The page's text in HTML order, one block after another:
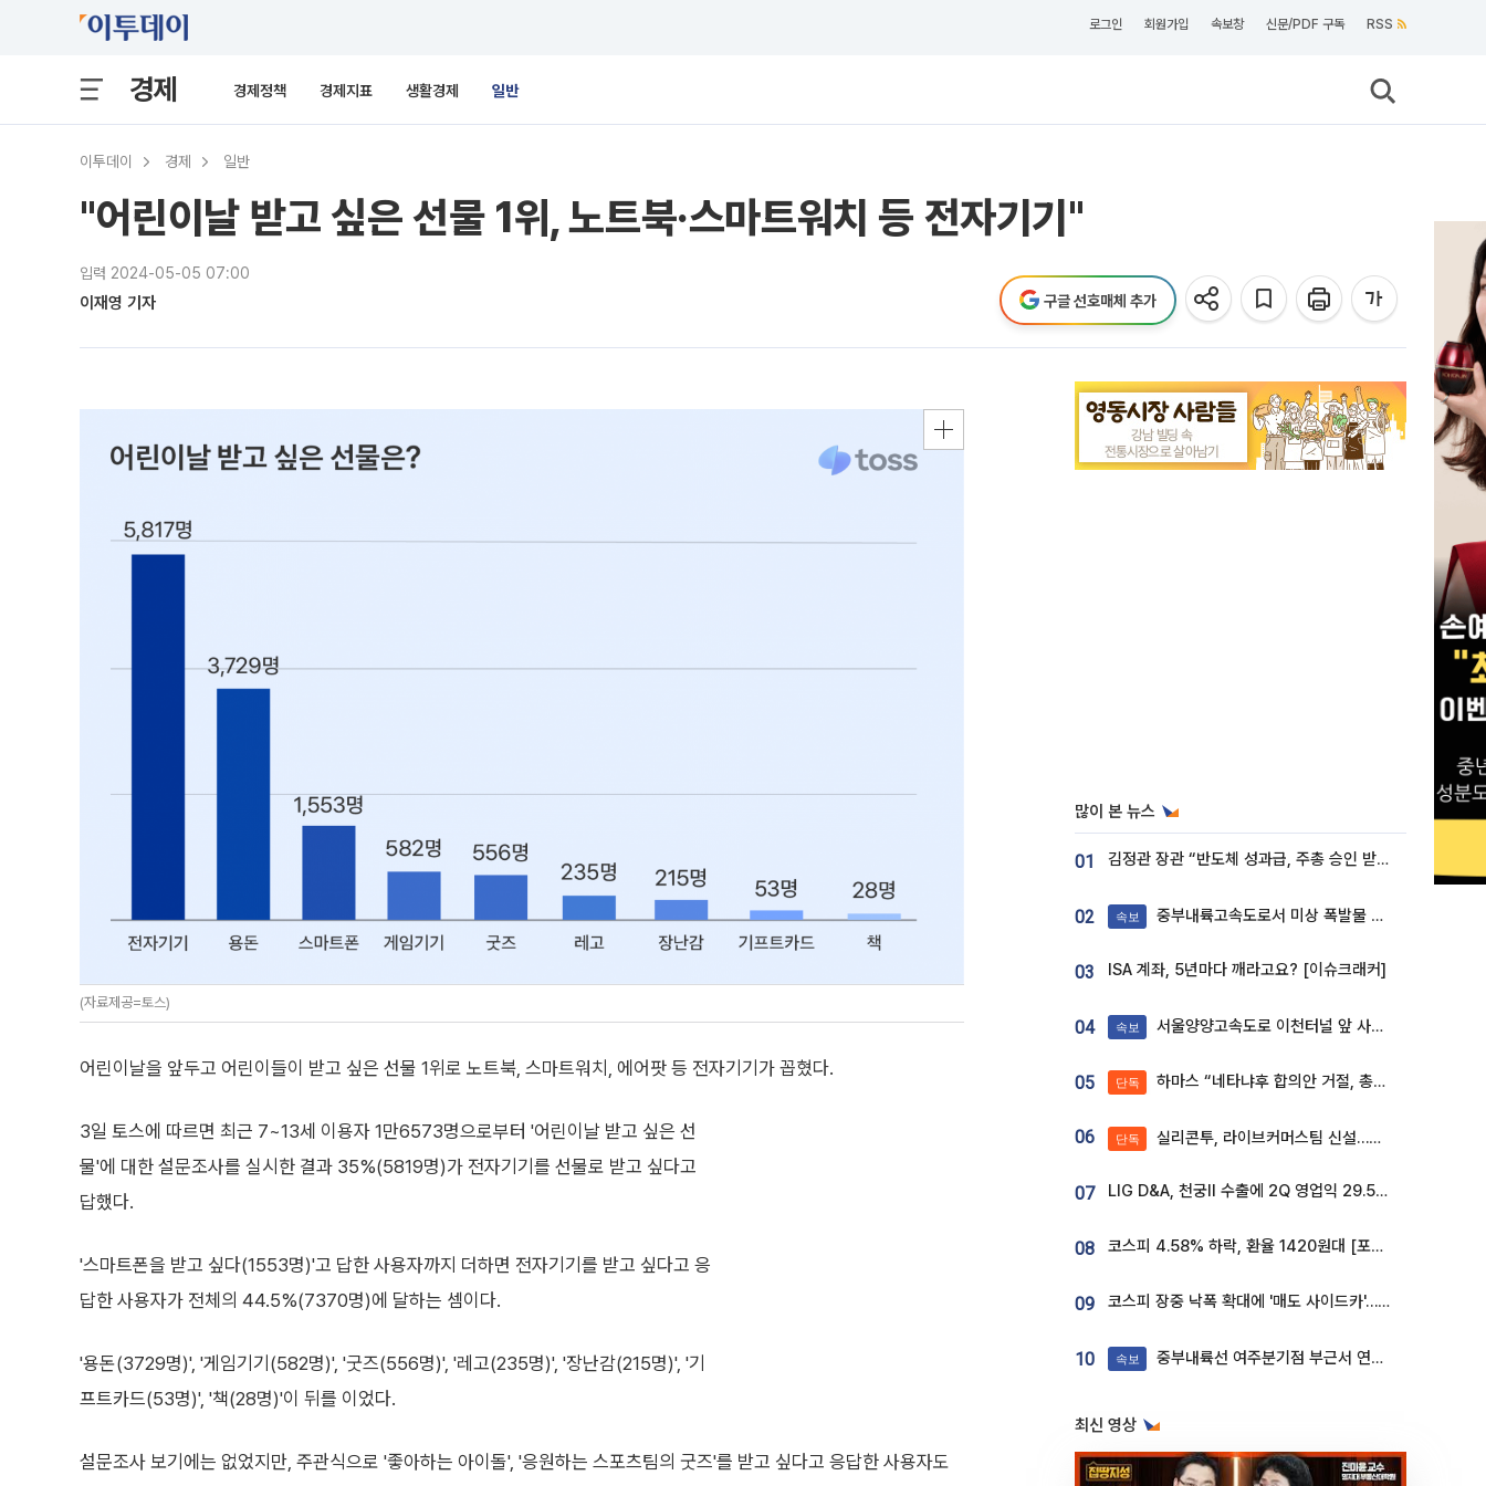
로그인 회원가입 속보창 신문/PDF 구독 RSS
경제 경제정책 경제지표 생활경제 일반
이투데이 경제 일반
"어린이날 받고 싶은 선물 1위, 노트북·스마트워치 등 전자기기"
입력 2024-05-05 07:00
이재영 기자 구글 선호매체 추가
(자료제공=토스)
어린이날을 앞두고 어린이들이 받고 싶은 선물 1위로 노트북, 스마트워치, 에어팟 등 전자기기가 꼽혔다.
3일 토스에 따르면 최근 7~13세 이용자 1만6573명으로부터 '어린이날 받고 싶은 선
물'에 대한 설문조사를 실시한 결과 35%(5819명)가 전자기기를 선물로 받고 싶다고
답했다.
'스마트폰을 받고 싶다(1553명)'고 답한 사용자까지 더하면 전자기기를 받고 싶다고 응
답한 사용자가 전체의 44.5%(7370명)에 달하는 셈이다.
'용돈(3729명)', '게임기기(582명)', '굿즈(556명)', '레고(235명)', '장난감(215명)', '기
프트카드(53명)', '책(28명)'이 뒤를 이었다.
설문조사 보기에는 없었지만, 주관식으로 '좋아하는 아이돌', '응원하는 스포츠팀의 굿즈'를 받고 싶다고 응답한 사용자도
많이 본 뉴스
01 김정관 장관 “반도체 성과급, 주총 승인 받도록”…상법·자본시장법 개정 시사
02 속보 중부내륙고속도로서 미상 폭발물 발견
03 ISA 계좌, 5년마다 깨라고요? [이슈크래커]
04 속보 서울양양고속도로 이천터널 앞 사고 발생
05 단독 하마스 “네타냐후 합의안 거절, 총선 앞두고 시간 끌기”
06 단독 실리콘투, 라이브커머스팀 신설…K뷰티 ‘글로벌 판매망’ 확대[K뷰티 라방戰]
07 LIG D&A, 천궁Ⅱ 수출에 2Q 영업익 29.5%↑…수주잔고 24.6조 [종합]
08 코스피 4.58% 하락, 환율 1420원대 [포토]
09 코스피 장중 낙폭 확대에 '매도 사이드카'…외인 2.8조'팔자'· 개인 3.1조 '사자'
10 속보 중부내륙선 여주분기점 부근서 연이은 추돌사고 발생
최신 영상